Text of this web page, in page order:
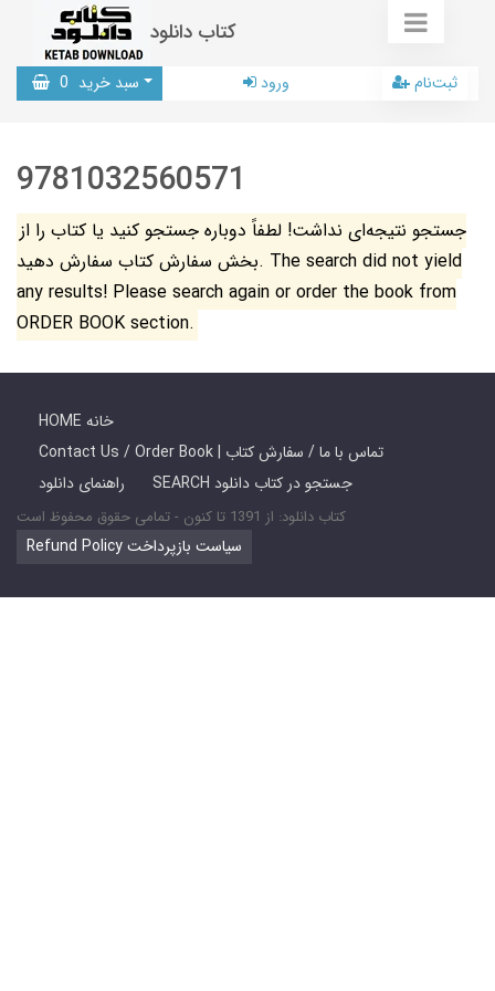
کتاب دانلود
سبد خرید 0 ورود ثبت‌نام
9781032560571
جستجو نتیجه‌ای نداشت! لطفاً دوباره جستجو کنید یا کتاب را از
بخش سفارش کتاب سفارش دهید. The search did not yield
any results! Please search again or order the book from
ORDER BOOK section.
HOME خانه
Contact Us / Order Book | تماس با ما / سفارش کتاب
راهنمای دانلود
SEARCH جستجو در کتاب دانلود
کتاب دانلود: از 1391 تا کنون - تمامی حقوق محفوظ است
Refund Policy سیاست بازپرداخت